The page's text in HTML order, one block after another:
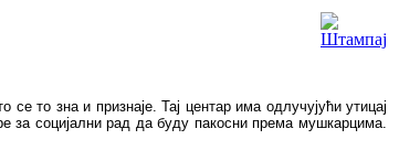
се то зна и признаје. Тај центар има одлучујући утицај
за социјални рад да буду пакосни према мушкарцима.